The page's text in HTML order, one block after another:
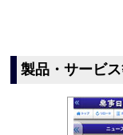
製品・サービ